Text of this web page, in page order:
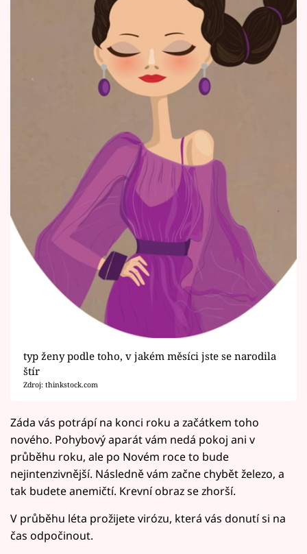
typ ženy podle toho, v jakém měsíci jste se narodila
štír
Zdroj: thinkstock.com
Záda vás potrápí na konci roku a začátkem toho
nového. Pohybový aparát vám nedá pokoj ani v
průběhu roku, ale po Novém roce to bude
nejintenzivnější. Následně vám začne chybět železo, a
tak budete anemičtí. Krevní obraz se zhorší.
V průběhu léta prožijete virózu, která vás donutí si na
čas odpočinout.